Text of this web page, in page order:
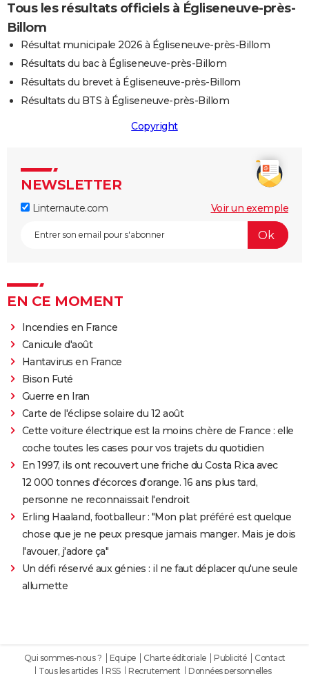
Tous les résultats officiels à Égliseneuve-près-
Billom
Résultat municipale 2026 à Égliseneuve-près-Billom
Résultats du bac à Égliseneuve-près-Billom
Résultats du brevet à Égliseneuve-près-Billom
Résultats du BTS à Égliseneuve-près-Billom
Copyright
NEWSLETTER
Linternaute.com Voir un exemple
EN CE MOMENT
Incendies en France
Canicule d'août
Hantavirus en France
Bison Futé
Guerre en Iran
Carte de l'éclipse solaire du 12 août
Cette voiture électrique est la moins chère de France : elle
coche toutes les cases pour vos trajets du quotidien
En 1997, ils ont recouvert une friche du Costa Rica avec
12 000 tonnes d'écorces d'orange. 16 ans plus tard,
personne ne reconnaissait l'endroit
Erling Haaland, footballeur : "Mon plat préféré est quelque
chose que je ne peux presque jamais manger. Mais je dois
l'avouer, j'adore ça"
Un défi réservé aux génies : il ne faut déplacer qu'une seule
allumette
Qui sommes-nous ? Equipe Charte éditoriale Publicité
Contact
Tous les articles
RSS Recrutement Données personnelles